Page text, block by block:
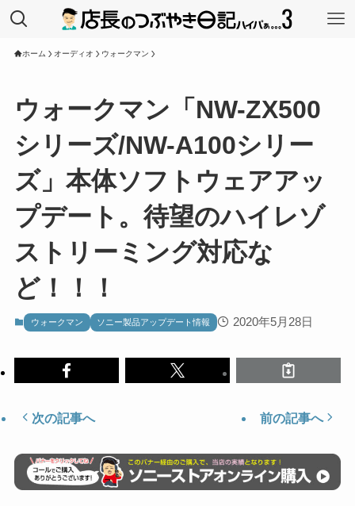
ホーム オーディオ ウォークマン
ウォークマン「NW-ZX500
シリーズ/NW-A100シリー
ズ」本体ソフトウェアアッ
プデート。待望のハイレゾ
ストリーミング対応な
ど！！！
ウォークマン ソニー製品アップデート情報 2020年5月28日
次の記事へ 前の記事へ